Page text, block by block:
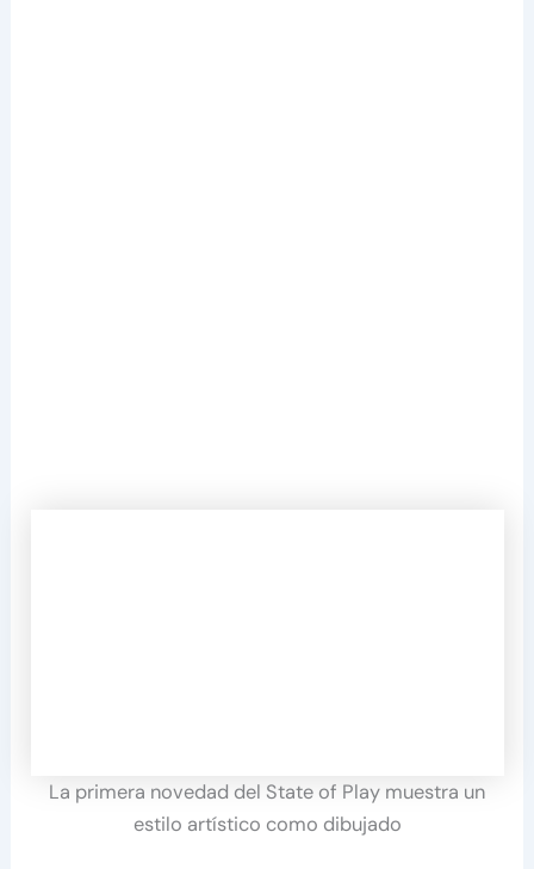
La primera novedad del State of Play muestra un
estilo artístico como dibujado